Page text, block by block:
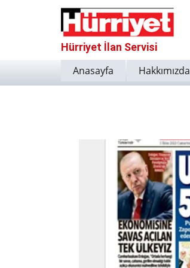
Hürriyet İlan Servisi
Anasayfa Hakkımızda